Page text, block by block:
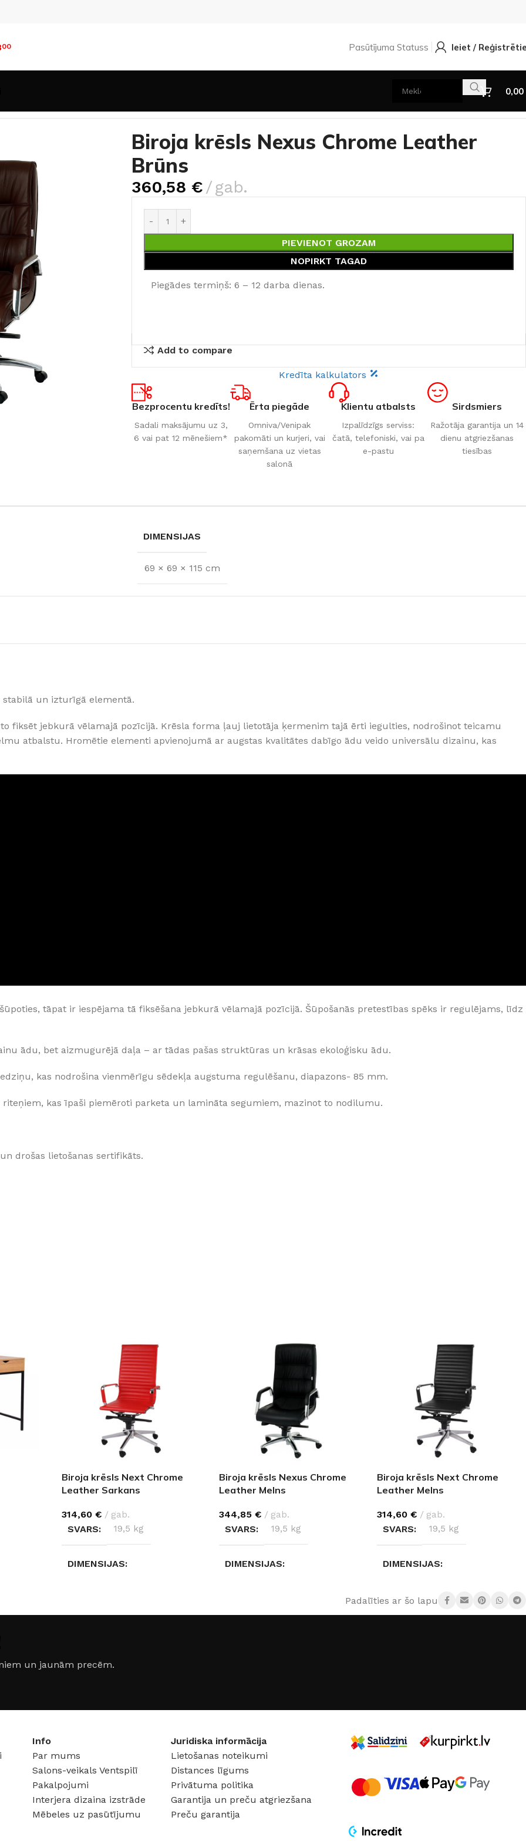
00 Pasūtījuma Statuss Ieiet /
Flīzes
Dekoratīvās
Grīdām un sienām
Grīdas segumi
Naturālas grīdas no masīvkoka
JAUNUMS!
Vinila grīdas
0,00
Biroja krēsls Nexus Chrome Leather
Brūns
360,58 € gab.
PIEVIENOT GROZAM
NOPIRKT TAGAD
Piegādes termiņš: 6 – 12 darba dienas.
Add to compare
Kredīta kalkulators
Bezprocentu kredīts!
Sadali maksājumu uz 3,
6 vai pat 12 mēnešiem*
Ērta piegāde
Omniva/Venipak
pakomāti un kurjeri, vai
saņemšana uz vietas
salonā
Klientu atbalsts
Izpalīdzīgs serviss:
čatā, telefoniski, vai pa
e-pastu
Sirdsmiers
Ražotāja garantija un 14
dienu atgriezšanas
tiesības
DIMENSIJAS
69 × 69 × 115 cm
un izturīgā elementā.
fiksēt jebkurā vēlamajā pozīcijā. Krēsla forma ļauj lietotāja ķermenim tajā ērti iegulties, nodrošinot teicamu
atbalstu. Hromētie elementi apvienojumā ar augstas kvalitātes dabīgo ādu veido universālu dizainu, kas
tāpat ir iespējama tā fiksēšana jebkurā vēlamajā pozīcijā. Šūpošanās pretestības spēks ir regulējams, līdz
ādu, bet aizmugurējā daļa – ar tādas pašas struktūras un krāsas ekoloģisku ādu.
kas nodrošina vienmērīgu sēdekļa augstuma regulēšanu, diapazons- 85 mm.
kas īpaši piemēroti parketa un lamināta segumiem, mazinot to nodilumu.
drošas lietošanas sertifikāts.
Biroja krēsls Next Chrome
Leather Sarkans
314,60 €
gab.
SVARS
19,5 kg
DIMENSIJAS
Biroja krēsls Nexus Chrome
Leather Melns
344,85€
gab.
SVARS
19,5 kg
DIMENSIJAS
Biroja krēsls Next Chrome
Leather Melns
314,60€
gab.
SVARS
19,5 kg
DIMENSIJAS
64 × 64 × 110 cm
Padalīties ar šo lapu:
un jaunām precēm.
Info
Par mums
Salons-veikals Ventspilī
Pakalpojumi
Interjera dizaina izstrāde
Mēbeles uz pasūtījumu
Juridiska informācija
Lietošanas noteikumi
Distances līgums
Privātuma politika
Garantija un preču atgriezšana
Preču garantija